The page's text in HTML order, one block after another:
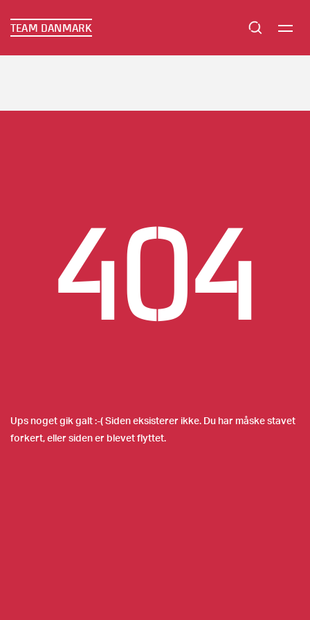
TEAM DANMARK
TEAM DANMARK
404
Ups noget gik galt :-( Siden eksisterer ikke. Du har måske stavet
forkert, eller siden er blevet flyttet.